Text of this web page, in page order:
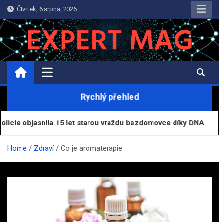
Skip
to
content
Čtvrtek, 6 srpna, 2026
ExpertMag.cz
Magazín informací a zpravodajství
Rychlý přehled
15 let starou vraždu bezdomovce díky DNA
Home Zdraví Co je aromaterapie